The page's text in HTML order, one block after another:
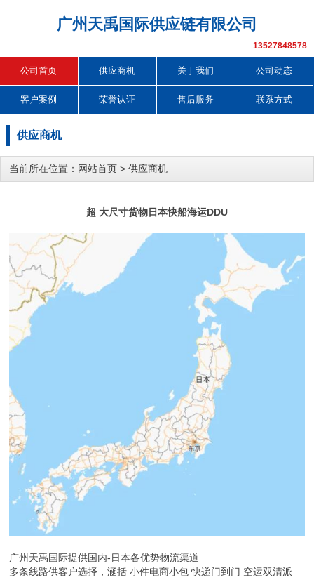
广州天禹国际供应链有限公司
13527848578
公司首页 供应商机 关于我们 公司动态
客户案例 荣誉认证 售后服务 联系方式
供应商机
当前所在位置： 网站首页 > 供应商机
超 大尺寸货物日本快船海运DDU
广州天禹国际提供国内-日本各优势物流渠道
多条线路供客户选择，涵括 小件电商小包 快递门到门 空运双清派
送 海运双清派送 大件或者大尺寸货物专线
并可以为客户集运不同国内各个供应商的货物,验货点数，代做出口
及日本清关文件，打包装新箱出运
我司日本快船主要合作承运伙伴 FERRY快
船,SITC,EVEGREEN,OOCL,MOL,SITC,CMA &
旺季舱位充足,签约运价低廉
另可以单给客户提供租船、定舱、配载、制单、报关、报验、海运保
日本由北海道、本州、四国、九州岛及7200多个小岛组成,总面积
37.8万平方千米。与国内贸易量巨大，日本交通运输业发达日本往返